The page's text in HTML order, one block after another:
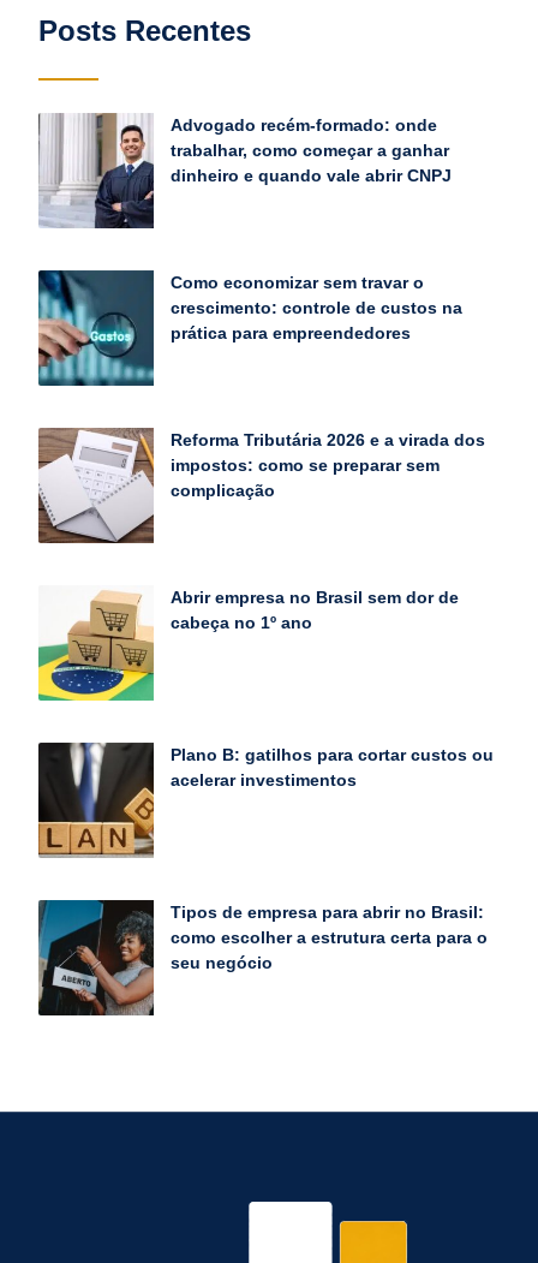
Posts Recentes
Advogado recém-formado: onde
trabalhar, como começar a ganhar
dinheiro e quando vale abrir CNPJ
Como economizar sem travar o
crescimento: controle de custos na
prática para empreendedores
Reforma Tributária 2026 e a virada dos
impostos: como se preparar sem
complicação
Abrir empresa no Brasil sem dor de
cabeça no 1º ano
Plano B: gatilhos para cortar custos ou
acelerar investimentos
Tipos de empresa para abrir no Brasil:
como escolher a estrutura certa para o
seu negócio